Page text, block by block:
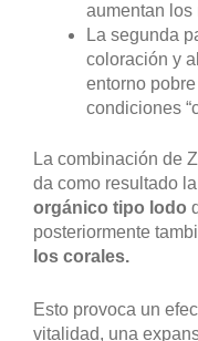
aumentan los
La segunda
coloración y
entorno
condiciones
La combinación de
da como resultado
orgánico tipo lodo
posteriormente
los corales.
Esto provoca un
vitalidad, una